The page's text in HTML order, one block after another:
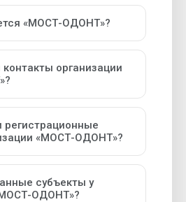
«МОСТ-ОДОНТ»?
организации
регистрационные
«МОСТ-ОДОНТ»?
субъекты у
ОДОНТ»?